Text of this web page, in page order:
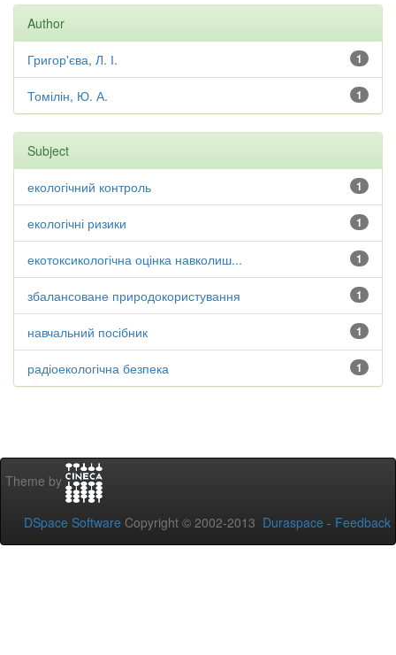
Author
1
Григор'єва, Л. І.
1
Томілін, Ю. А.
Subject
1
екологічний контроль
1
екологічні ризики
1
екотоксикологічна оцінка навколиш...
1
збалансоване природокористування
1
навчальний посібник
1
радіоекологічна безпека
Theme by
DSpace Software Copyright © 2002-2013 Duraspace - Feedback